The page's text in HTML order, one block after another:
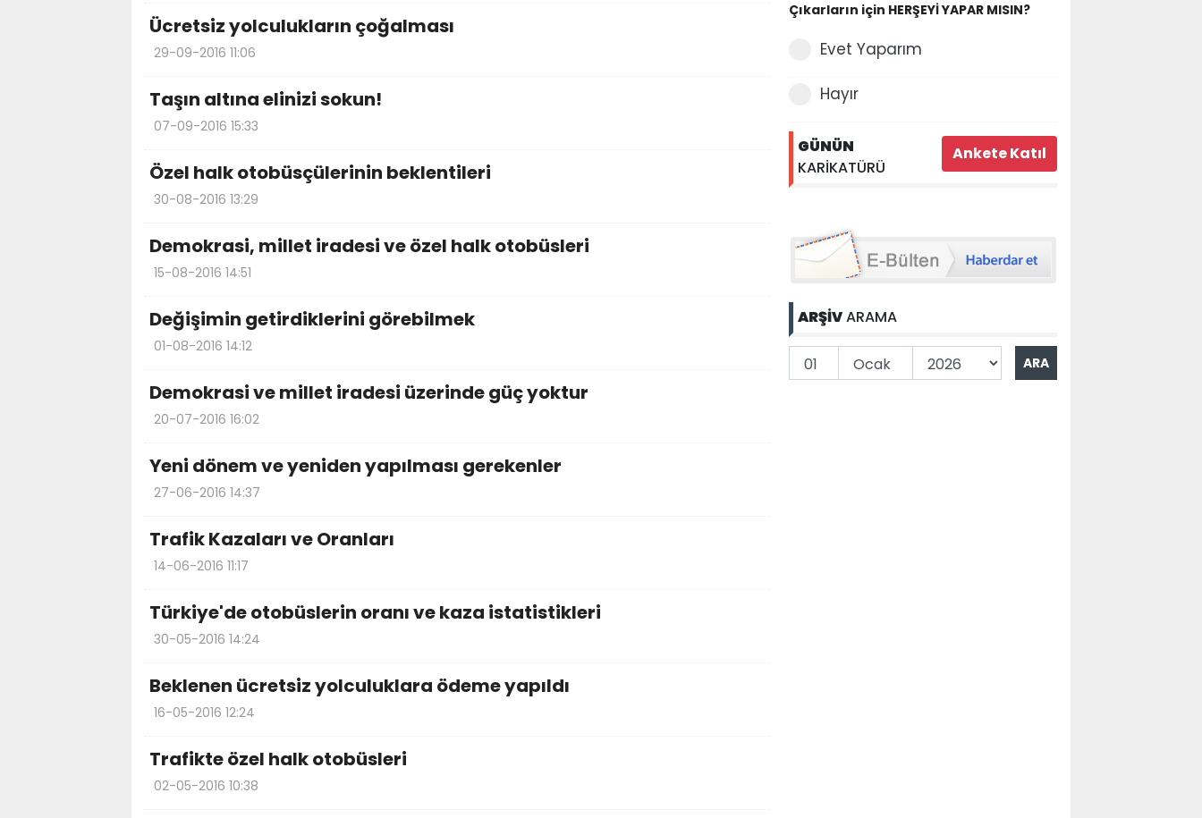
Ücretsiz yolculukların çoğalması
29-09-2016 11:06
Taşın altına elinizi sokun!
07-09-2016 15:33
Özel halk otobüsçülerinin beklentileri
30-08-2016 13:29
Demokrasi, millet iradesi ve özel halk otobüsleri
15-08-2016 14:51
Değişimin getirdiklerini görebilmek
01-08-2016 14:12
Demokrasi ve millet iradesi üzerinde güç yoktur
20-07-2016 16:02
Yeni dönem ve yeniden yapılması gerekenler
27-06-2016 14:37
Trafik Kazaları ve Oranları
14-06-2016 11:17
Türkiye'de otobüslerin oranı ve kaza istatistikleri
30-05-2016 14:24
Beklenen ücretsiz yolculuklara ödeme yapıldı
16-05-2016 12:24
Trafikte özel halk otobüsleri
02-05-2016 10:38
Çıkarların için HERŞEYİ YAPAR MISIN?
Evet Yaparım
Hayır
GÜNÜN
KARİKATÜRÜ
ARŞİVARAMA